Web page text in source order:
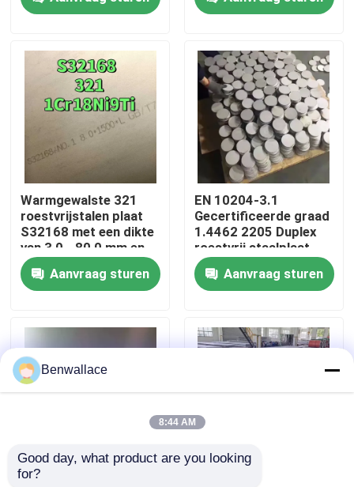
Producten
fabriekstour
Kwaliteitscontrole
Neem contact met ons op
Nieuws
Vraag een offerte
Warmgewalste 321
roestvrijstalen plaat
S32168 met een dikte
van 3,0 - 80,0 mm en
corrosiebestendigheid
Aanvraag sturen
EN 10204-3.1
Gecertificeerde graad
1.4462 2205 Duplex
roestvrij staalplaat
met warmgewalste
techniekAanvraag sturen
Warmgewalst NO.1
Benwallace
8:44 AM
Good day, what product are you looking
for?